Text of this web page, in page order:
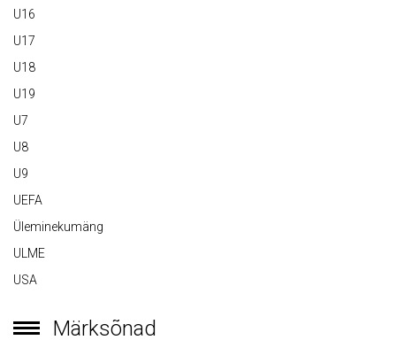
U16
U17
U18
U19
U7
U8
U9
UEFA
Üleminekumäng
ULME
USA
Märksõnad